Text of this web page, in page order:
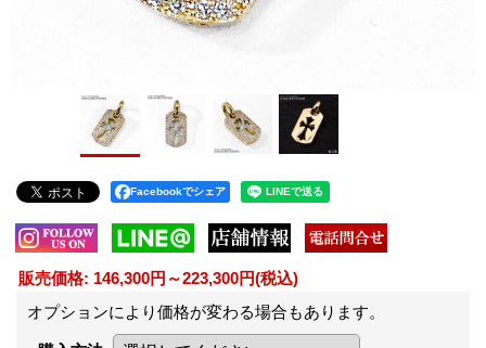
Facebookでシェア
販売価格: 146,300円～223,300円(税込)
オプションにより価格が変わる場合もあります。